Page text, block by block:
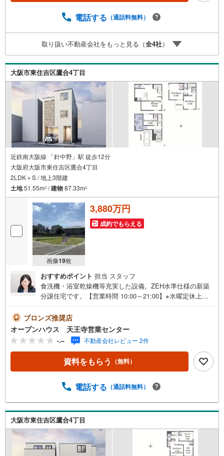
えなどにも対応できる売却専門チームあり！3.たくさんの
可能！4.物件のお引渡し後に必要になったお家のリフォー
ムも弊社のリフォームプランナーがご提案！5.定期的にご
連絡を繋ぎ、有事の際に迅速にサポートいたします弊社は
専門家同士が連携をとっているため、より多くの知見がご
ざいます。
電話する （通話料無料）
取り扱い不動産会社をもっと見る（全4社）
大阪市東住吉区鷹合4丁目
近鉄南大阪線 「針中野」駅 徒歩12分
大阪府大阪市東住吉区鷹合4丁目
2LDK＋S / 地上3階建
土地51.55m2 /建物87.33m2
画像19枚
3,880万円
成約でもらえる
おすすめポイント 担当 スタッフ
食洗機・浴室乾燥機等充実した設備。ZEH水準仕様の新築
分譲住宅です。【営業時間 10:00～21:00】※水曜定休上記
にご連絡ください！現地を見学される場合は「室内・現地
を見学する（無料）」ボタンよりご希望の日時をご記入い
ただけますとスムーズにご案内が可能です。◎現地のご案
内について・平日や夜遅い時間帯もご案内が可能 ※定休日
を除く・経験豊富なスタッフが物件詳細を丁寧にご説明い
たします。・車でご自宅や最寄り駅等、ご指定の場所まで
個別FP相談会 無料物件のご紹介だけでなく住宅ローン・
方も大歓迎です！年間8000棟以上の限定物件を発表してい
るオープンハウスだから出会える物件が多数ございます。
ぜひお気軽にご連絡・ご相談ください！※限定物件:当社の
み、もしくは当社を含めた数社でのみご紹介可能なオープ
ンハウス・ディベロップメントの物件
ブロンズ推奨店
オープンハウス 天王寺営業センター
-.-- 不動産会社レビュー 2件
資料をもらう （無料）
電話する （通話料無料）
大阪市東住吉区鷹合4丁目